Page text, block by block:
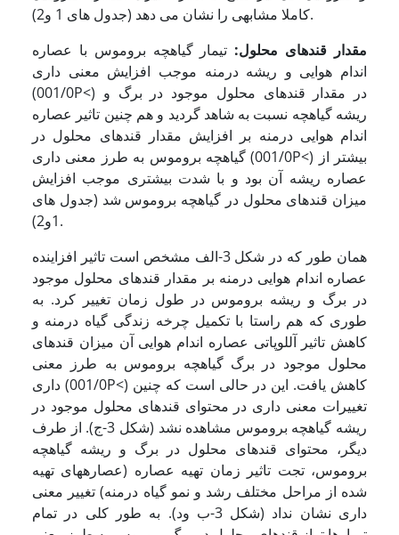
کاملا مشابهی را نشان می دهد (جدول های 1 و2).
مقدار قندهای محلول: تیمار گیاهچه بروموس با عصاره
اندام هوایی و ریشه درمنه موجب افزایش معنی داری
(001/0P<) در مقدار قندهای محلول موجود در برگ و
ریشه گیاهچه نسبت به شاهد گردید و هم چنین تاثیر عصاره
اندام هوایی درمنه بر افزایش مقدار قندهای محلول در
گیاهچه بروموس به طرز معنی داری (001/0P<) بیشتر از
عصاره ریشه آن بود و با شدت بیشتری موجب افزایش
میزان قندهای محلول در گیاهچه بروموس شد (جدول های
1و2).
همان طور که در شکل 3-الف مشخص است تاثیر افزاینده
عصاره اندام هوایی درمنه بر مقدار قندهای محلول موجود
در برگ و ریشه بروموس در طول زمان تغییر کرد. به
طوری که هم راستا با تکمیل چرخه زندگی گیاه درمنه و
کاهش تاثیر آللوپاتی عصاره اندام هوایی آن میزان قندهای
محلول موجود در برگ گیاهچه بروموس به طرز معنی
داری (001/0P<) کاهش یافت. این در حالی است که چنین
تغییرات معنی داری در محتوای قندهای محلول موجود در
ریشه گیاهچه بروموس مشاهده نشد (شکل 3-ج). از طرف
دیگر، محتوای قندهای محلول در برگ و ریشه گیاهچه
بروموس، تجت تاثیر زمان تهیه عصاره (عصاره­های تهیه
شده از مراحل مختلف رشد و نمو گیاه درمنه) تغییر معنی
داری نشان نداد (شکل 3-ب ود). به طور کلی در تمام